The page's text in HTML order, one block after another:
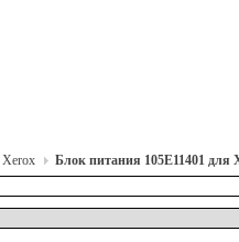
Xerox Блок питания 105E11401 для